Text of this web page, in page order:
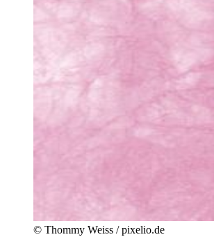
© Thommy Weiss / pixelio.de